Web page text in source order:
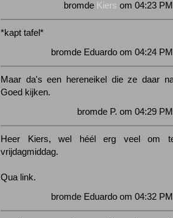
bromde Kiers om 04:23
*kapt tafel*
bromde Eduardo om 04:24
Maar da's een hereneikel die ze daar
Goed kijken.
bromde P. om 04:29
Heer Kiers, wel héél erg veel om
vrijdagmiddag.
Qua link.
bromde Eduardo om 04:32